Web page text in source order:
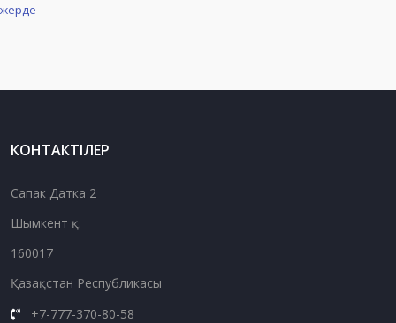
жерде
КОНТАКТІЛЕР
Сапак Датка 2
Шымкент қ.
160017
Қазақстан Республикасы
+7-777-370-80-58